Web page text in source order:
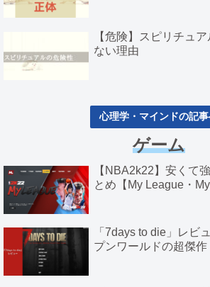
【危険】スピリチュ
ない理由
心理学・マインドの記
ゲーム
【NBA2k22】安くて
とめ【My League・
「7days to die」レビ
プンワールドの超傑作